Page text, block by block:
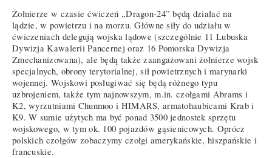
Żołnierze w czasie ćwiczeń „Dragon-24” będą działać na
lądzie, w powietrzu i na morzu. Główne siły do udziału w
ćwiczeniach delegują wojska lądowe (szczególnie 11 Lubuska
Dywizja Kawalerii Pancernej oraz 16 Pomorska Dywizja
Zmechanizowana), ale będą także zaangażowani żołnierze wojsk
specjalnych, obrony terytorialnej, sił powietrznych i marynarki
wojennej. Wojskowi posługiwać się będą różnego typu
uzbrojeniem, także tym najnowszym, m.in. czołgami Abrams i
K2, wyrzutniami Chunmoo i HIMARS, armatohaubicami Krab i
K9. W sumie użytych ma być ponad 3500 jednostek sprzętu
wojskowego, w tym ok. 100 pojazdów gąsienicowych. Oprócz
polskich czołgów zobaczymy czołgi amerykańskie, hiszpańskie i
francuskie.